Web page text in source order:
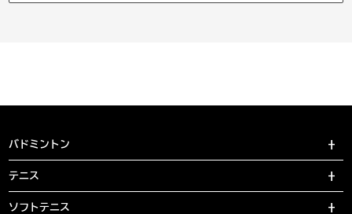
バドミントン
テニス
ソフトテニス